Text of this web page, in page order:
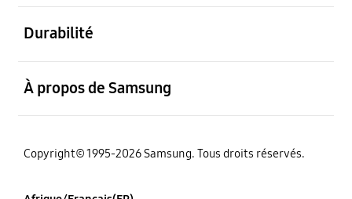
Durabilité
À propos de Samsung
Copyright© 1995-2026 Samsung. Tous droits réservés.